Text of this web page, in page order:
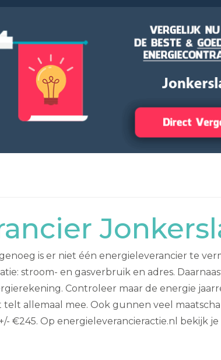
is er niet één energieleverancier te
stroom- en gasverbruik en adres.
Controleer maar de energie
allemaal mee. Ook gunnen veel
€245. Op energieleverancieractie.nl bekijk je